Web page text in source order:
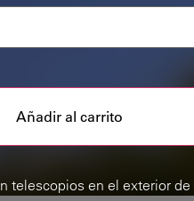
Añadir al carrito
telescopios en el exterior de